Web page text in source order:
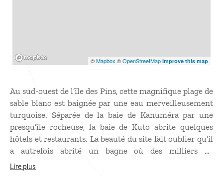
©Mapbox ©OpenStreetMap Improve this map
Au sud-ouest de l’île des Pins, cette magnifique plage de
sable blanc est baignée par une eau merveilleusement
turquoise. Séparée de la baie de Kanuméra par une
presqu’île rocheuse, la baie de Kuto abrite quelques
hôtels et restaurants. La beauté du site fait oublier qu’il
a autrefois abrité un bagne où des milliers de
prisonniers français ont été exilés entre le XIXe et le
Lire plus